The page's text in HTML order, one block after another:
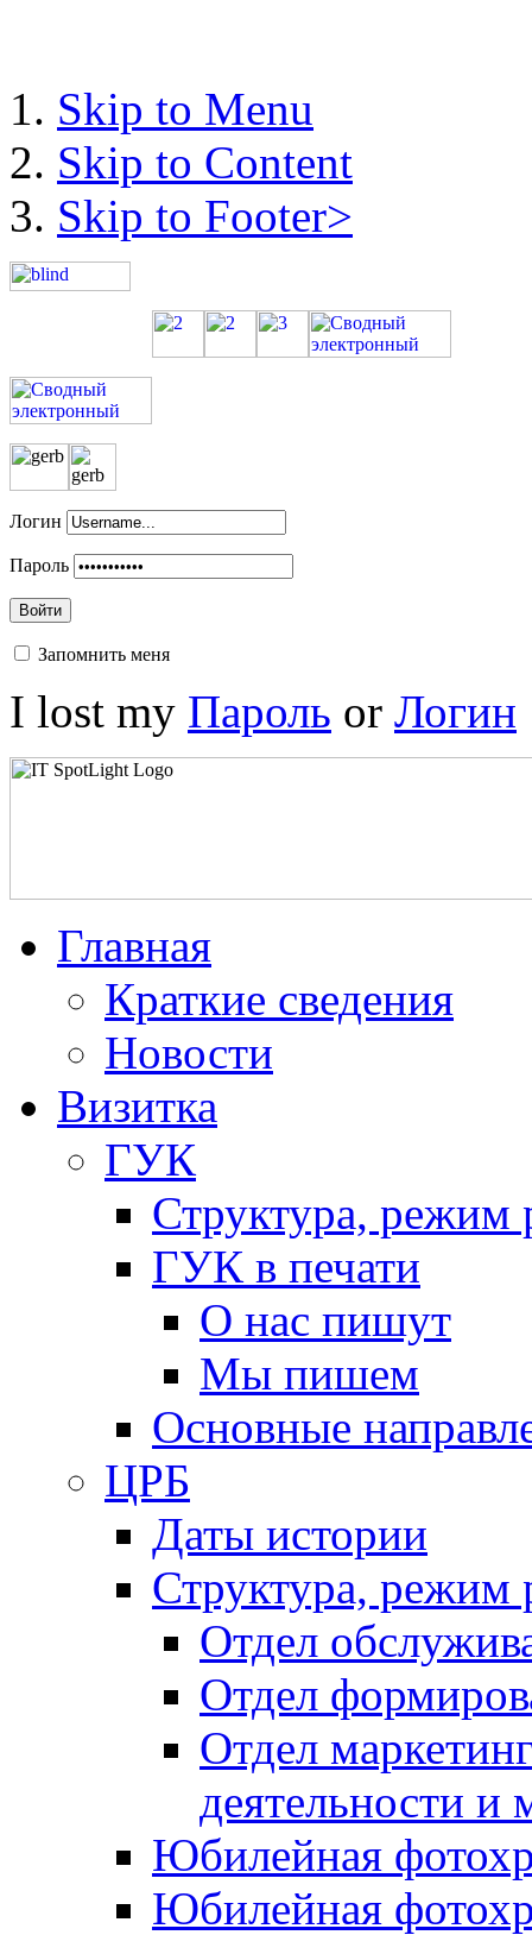
Skip to Menu
Skip to Content
Skip to Footer>
Логин
Пароль
Войти
Запомнить меня
I lost my Пароль or Логин
Главная
Краткие сведения
Новости
Визитка
ГУК
Структура, режим
ГУК в печати
О нас пишут
Мы пишем
Основные
ЦРБ
Даты истории
Структура, режим
Отдел
Отдел
Отдел
деятельности и
Юбилейная
Юбилейная